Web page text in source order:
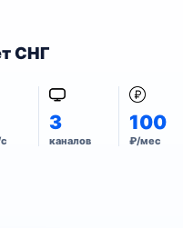
СНГ
3
каналов
100
₽/мес